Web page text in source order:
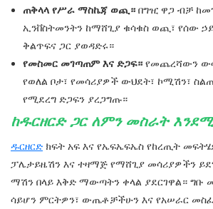
ጠቅላላ የሥራ ማስኬጃ ወጪ።በግዢ ዋጋ ብቻ
ኢንቨስትመንትን ከማሸጊያ ቁሳቁስ ወጪ፣ የሰው
ቅልጥፍና ጋር ያወዳድሩ።
የመስመር መገጣጠም እና ድጋፍ።የመጨረሻውን
የወለል ቦታ፣ የመሳሪያዎች ውህደት፣ ኮሚሽን፣
የሚደረግ ድጋፍን ያረጋግጡ።
ከዱርዘርድ ጋር ለምን መስራት
ዱርዘርድ ክፍት አፍ እና የኤፍኤፍኤስ የከረጢት
ፓሌታይዜሽን እና ተዛማጅ የማሸጊያ መሳሪያዎችን
ማሽን በላይ እቅድ ማውጣትን ቀላል ያደርገዋል። ግቡ
ሳይሆን ምርትዎን፣ ውጤቶቻችሁን እና የአሠራር